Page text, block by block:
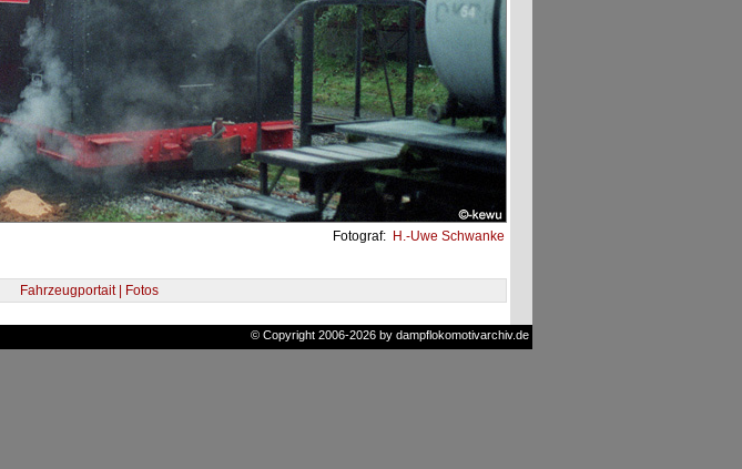
Fotograf: H.-Uwe Schwanke
Fahrzeugportait | Fotos
© Copyright 2006-2026 by dampflokomotivarchiv.de